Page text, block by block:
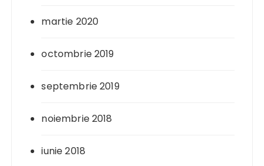
martie 2020
octombrie 2019
septembrie 2019
noiembrie 2018
iunie 2018